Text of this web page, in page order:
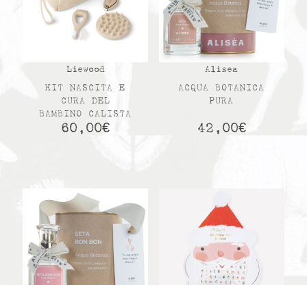
Liewood
KIT NASCITA E
CURA DEL
BAMBINO CALISTA
60,00€
Alisea
ACQUA BOTANICA
PURA
42,00€